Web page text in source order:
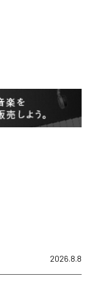
2026.8.8